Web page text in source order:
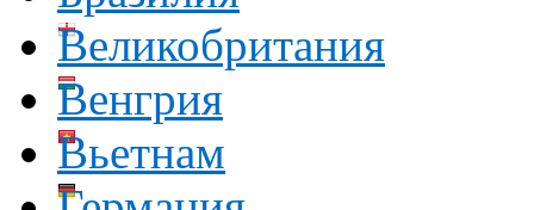
Великобритания
Венгрия
Вьетнам